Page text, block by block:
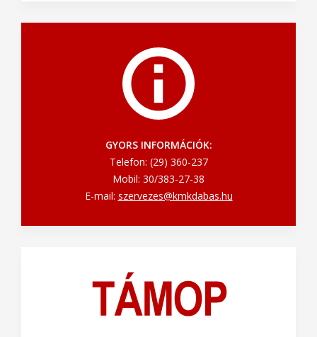
GYORS INFORMÁCIÓK:
Telefon: (29) 360-237
Mobil: 30/383-27-38
E-mail: szervezes@kmkdabas.hu